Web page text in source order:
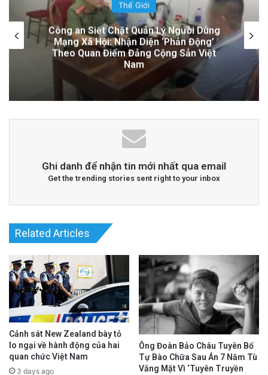
Thế Giới
Cán bộ Việt Nam bị tố cáo tấn công tình
dục hai nữ phục vụ tại New Zealand trước
chuyến thăm của Thủ tướng Chính
Ghi danh để nhận tin mới nhất qua email
Get the trending stories sent right to your inbox
Related Articles
Cảnh sát New Zealand bày tỏ
lo ngại về hành động của hai
quan chức Việt Nam
3 days ago
Ông Đoàn Bảo Châu Tuyên Bố
Tự Bào Chữa Sau Án 7 Năm Tù
Vắng Mặt Vì ‘Tuyên Truyền